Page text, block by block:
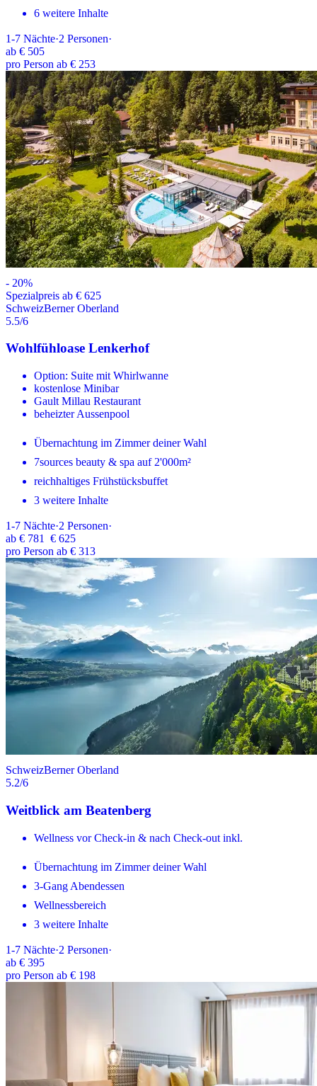
6 weitere Inhalte
1-7 Nächte·2 Personen·
ab € 505
pro Person ab € 253
- 20%
Spezialpreis ab € 625
SchweizBerner Oberland
5.5/6
Wohlfühloase Lenkerhof
Option: Suite mit Whirlwanne
kostenlose Minibar
Gault Millau Restaurant
beheizter Aussenpool
Übernachtung im Zimmer deiner Wahl
7sources beauty & spa auf 2'000m²
reichhaltiges Frühstücksbuffet
3 weitere Inhalte
1-7 Nächte·2 Personen·
ab € 781
€ 625
pro Person ab € 313
SchweizBerner Oberland
5.2/6
Weitblick am Beatenberg
Wellness vor Check-in & nach Check-out inkl.
Übernachtung im Zimmer deiner Wahl
3-Gang Abendessen
Wellnessbereich
3 weitere Inhalte
1-7 Nächte·2 Personen·
ab € 395
pro Person ab € 198